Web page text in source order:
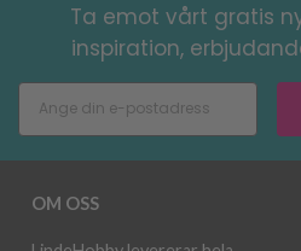
Ta emot vårt gratis
inspiration,
OM OSS